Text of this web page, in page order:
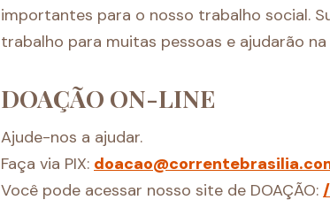
importantes para o nosso trabalho social.
trabalho para muitas pessoas e ajudarão
DOAÇÃO ON-LINE
Ajude-nos a ajudar.
Faça via PIX:
Você pode acessar nosso site de DOAÇÃO: